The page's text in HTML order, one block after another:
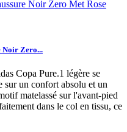
Noir Zero...
Copa Pure.1 légère se
sur un confort absolu et un
matelassé sur l'avant-pied
dans le col en tissu, ce